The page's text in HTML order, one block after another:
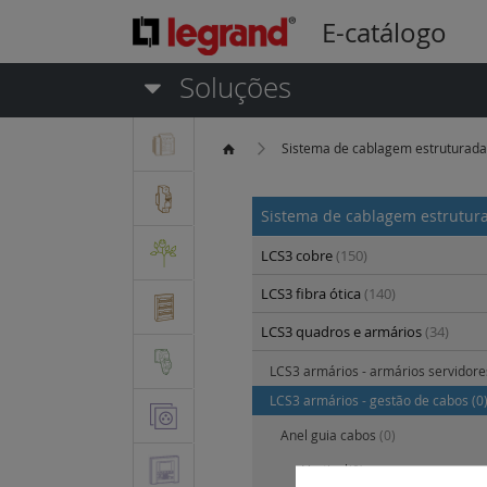
E-catálogo
Soluções
Sistema de cablagem estruturada
Sistema de cablagem
LCS3 cobre(150)
LCS3 fibra ótica (140)
LCS3 quadros e armários(34)
LCS3 armários - armários
LCS3 armários - gestão de cabos (0)
Anel guia cabos (0)
Vertical(0)